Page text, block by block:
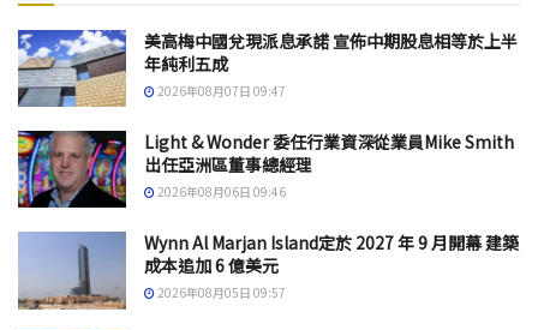
美高梅中國兌現派息承諾 宣佈中期股息相等於上半
年純利五成
2026年08月07日 09:47
Light & Wonder 委任行業資深從業員Mike Smith
出任亞洲區董事總經理
2026年08月06日 09:46
Wynn Al Marjan Island定於 2027 年 9 月開幕 建築
成本追加 6 億美元
2026年08月05日 09:57